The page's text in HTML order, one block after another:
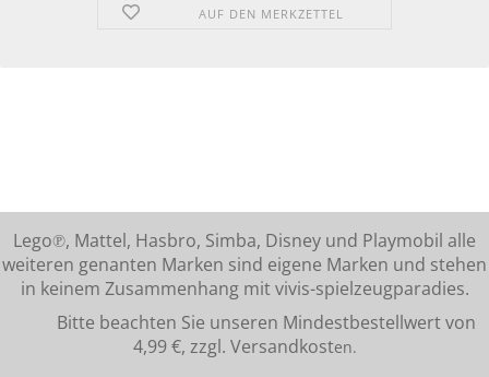
AUF DEN MERKZETTEL
Lego℗, Mattel, Hasbro, Simba, Disney und Playmobil alle
weiteren genanten Marken sind eigene Marken und stehen
in keinem Zusammenhang mit vivis-spielzeugparadies.
Bitte beachten Sie unseren Mindestbestellwert von
4,99 €, zzgl. Versandkosten.